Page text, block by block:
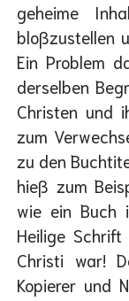
geheime
bloßzustellen
Ein Problem
derselben
Christen und
zum
zu den
hieß zum
wie ein Buch
Heilige
Christi war!
Kopierer und